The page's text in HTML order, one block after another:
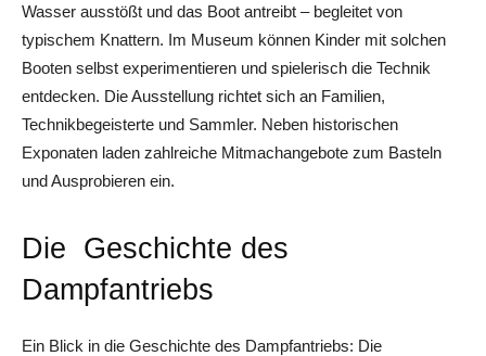
Wasser ausstößt und das Boot antreibt – begleitet von
typischem Knattern. Im Museum können Kinder mit solchen
Booten selbst experimentieren und spielerisch die Technik
entdecken. Die Ausstellung richtet sich an Familien,
Technikbegeisterte und Sammler. Neben historischen
Exponaten laden zahlreiche Mitmachangebote zum Basteln
und Ausprobieren ein.
Die Geschichte des
Dampfantriebs
Ein Blick in die Geschichte des Dampfantriebs: Die